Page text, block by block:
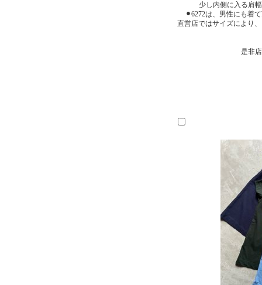
少し内側に入る肩
⚫︎6272は、男性にも着
直営店ではサイズにより
是非